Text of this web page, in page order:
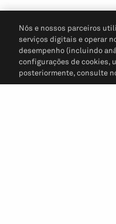
Nós e nossos parceiros
serviços digitais e operar
desempenho (incluindo
configurações de cookies,
posteriormente, consulte